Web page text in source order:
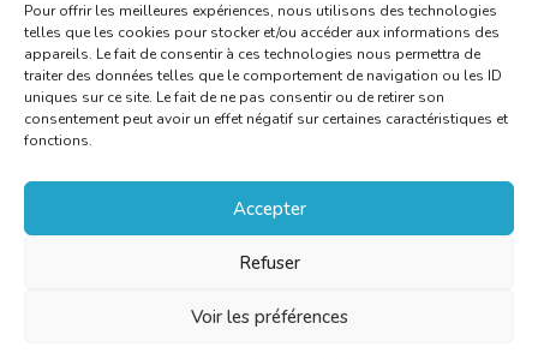
Pour offrir les meilleures expériences, nous utilisons des technologies
telles que les cookies pour stocker et/ou accéder aux informations des
appareils. Le fait de consentir à ces technologies nous permettra de
traiter des données telles que le comportement de navigation ou les ID
uniques sur ce site. Le fait de ne pas consentir ou de retirer son
consentement peut avoir un effet négatif sur certaines caractéristiques et
fonctions.
Accepter
Refuser
Voir les préférences